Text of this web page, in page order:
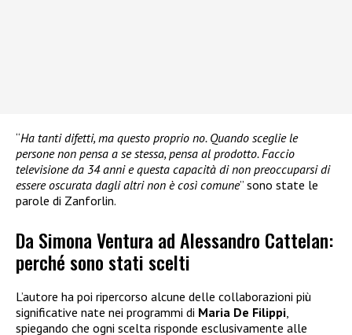
“Ha tanti difetti, ma questo proprio no. Quando sceglie le
persone non pensa a se stessa, pensa al prodotto. Faccio
televisione da 34 anni e questa capacità di non preoccuparsi di
essere oscurata dagli altri non è così comune” sono state le
parole di Zanforlin.
Da Simona Ventura ad Alessandro Cattelan:
perché sono stati scelti
L’autore ha poi ripercorso alcune delle collaborazioni più
significative nate nei programmi di Maria De Filippi,
spiegando che ogni scelta risponde esclusivamente alle